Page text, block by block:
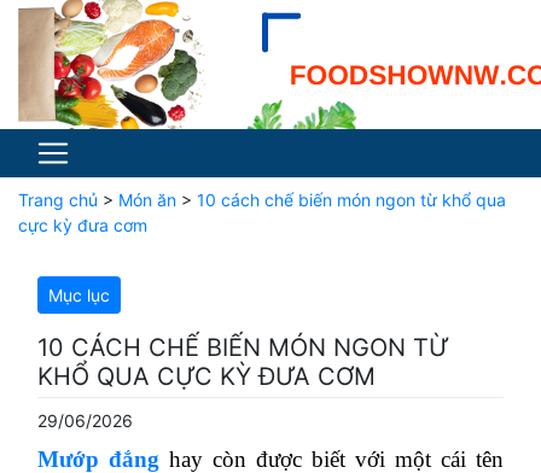
Trang chủ > Món ăn > 10 cách chế biến món ngon từ khổ qua
cực kỳ đưa cơm
Mục lục
10 CÁCH CHẾ BIẾN MÓN NGON TỪ
KHỔ QUA CỰC KỲ ĐƯA CƠM
29/06/2026
Mướp đắng hay còn được biết với một cái tên